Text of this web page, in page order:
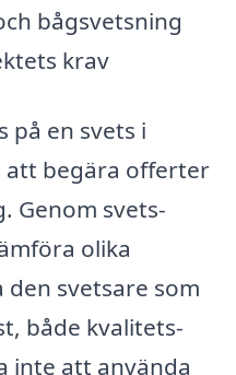
bågsvetsning
krav
på en svets i
att begära offerter
Genom svets-
olika
svetsare som
både kvalitets-
inte att använda